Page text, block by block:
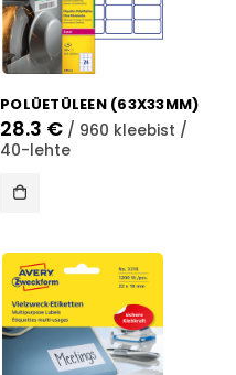
POLÜETÜLEEN (63X33MM)
28.3 € / 960 kleebist /
40-lehte